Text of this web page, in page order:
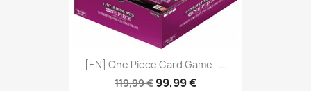
[EN] One Piece Card Game -...
119,99 € 99,99 €